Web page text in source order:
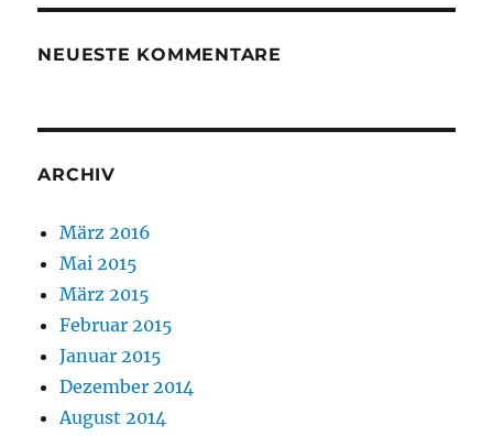
NEUESTE KOMMENTARE
ARCHIV
März 2016
Mai 2015
März 2015
Februar 2015
Januar 2015
Dezember 2014
August 2014